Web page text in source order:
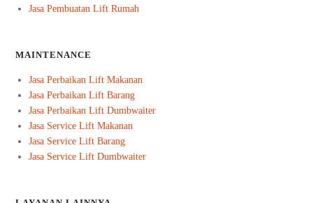
Jasa Pembuatan Lift Rumah
MAINTENANCE
Jasa Perbaikan Lift Makanan
Jasa Perbaikan Lift Barang
Jasa Perbaikan Lift Dumbwaiter
Jasa Service Lift Makanan
Jasa Service Lift Barang
Jasa Service Lift Dumbwaiter